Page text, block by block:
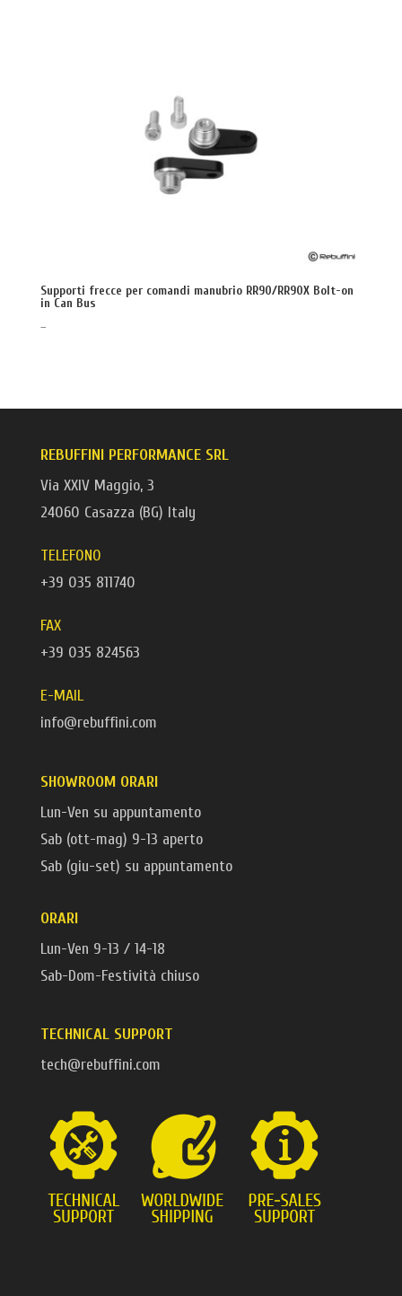
Supporti frecce per comandi manubrio RR90/RR90X Bolt-on
in Can Bus
–
REBUFFINI PERFORMANCE SRL
Via XXIV Maggio, 3
24060 Casazza (BG) Italy
TELEFONO
+39 035 811740
FAX
+39 035 824563
E-MAIL
info@rebuffini.com
SHOWROOM ORARI
Lun-Ven su appuntamento
Sab (ott-mag) 9-13 aperto
Sab (giu-set) su appuntamento
ORARI
Lun-Ven 9-13 / 14-18
Sab-Dom-Festività chiuso
TECHNICAL SUPPORT
tech@rebuffini.com